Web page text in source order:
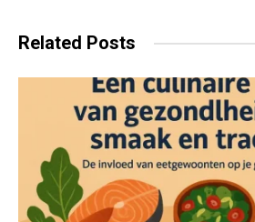
Related Posts